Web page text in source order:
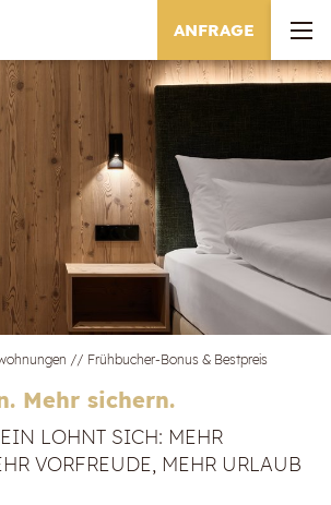
ANFRAGE
// Frühbucher-Bonus & Bestpreis
Mehr sichern.
LOHNT SICH: MEHR
VORFREUDE, MEHR URLAUB